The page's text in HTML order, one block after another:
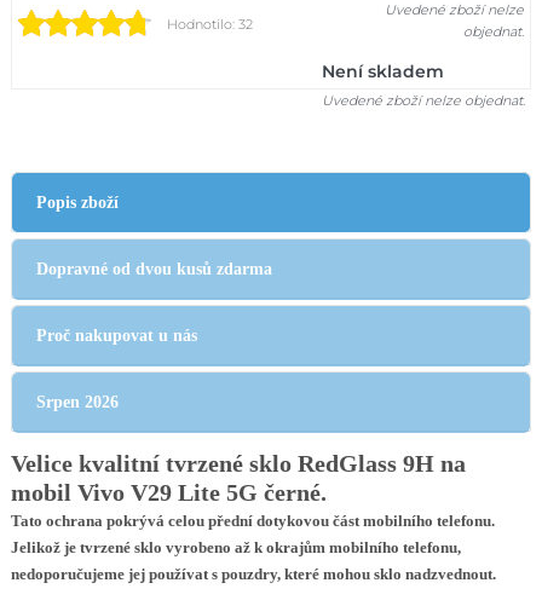
Hodnotilo: 32
Uvedené zboží nelze
objednat.
Není skladem
Uvedené zboží nelze objednat.
Popis zboží
Dopravné od dvou kusů zdarma
Proč nakupovat u nás
Srpen 2026
Velice kvalitní tvrzené sklo RedGlass 9H na
mobil Vivo V29 Lite 5G černé.
Tato ochrana pokrývá celou přední dotykovou část mobilního telefonu.
Jelikož je tvrzené sklo vyrobeno až k okrajům mobilního telefonu,
nedoporučujeme jej používat s pouzdry, které mohou sklo nadzvednout.